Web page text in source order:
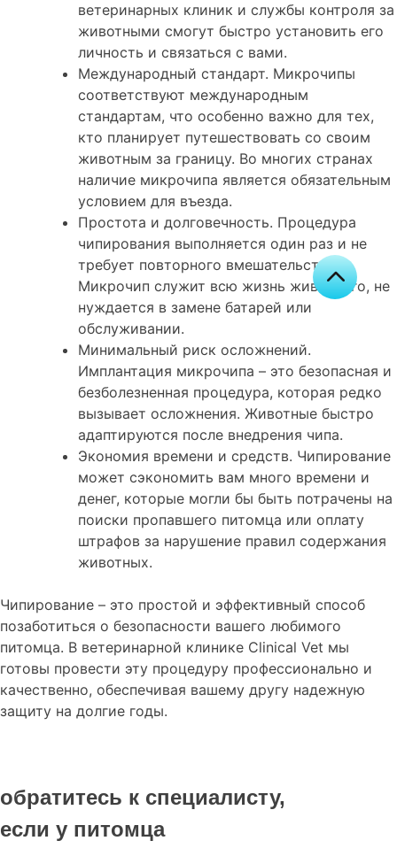
ветеринарных клиник и службы контроля за
животными смогут быстро установить его
личность и связаться с вами.
Международный стандарт. Микрочипы
соответствуют международным
стандартам, что особенно важно для тех,
кто планирует путешествовать со своим
животным за границу. Во многих странах
наличие микрочипа является обязательным
условием для въезда.
Простота и долговечность. Процедура
чипирования выполняется один раз и не
требует повторного вмешательства.
Микрочип служит всю жизнь животного, не
нуждается в замене батарей или
обслуживании.
Минимальный риск осложнений.
Имплантация микрочипа – это безопасная и
безболезненная процедура, которая редко
вызывает осложнения. Животные быстро
адаптируются после внедрения чипа.
Экономия времени и средств. Чипирование
может сэкономить вам много времени и
денег, которые могли бы быть потрачены на
поиски пропавшего питомца или оплату
штрафов за нарушение правил содержания
животных.
Чипирование – это простой и эффективный способ
позаботиться о безопасности вашего любимого
питомца. В ветеринарной клинике Clinical Vet мы
готовы провести эту процедуру профессионально и
качественно, обеспечивая вашему другу надежную
защиту на долгие годы.
обратитесь к специалисту,
если у питомца